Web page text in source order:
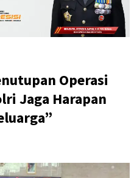
Operasi
Jaga Harapan